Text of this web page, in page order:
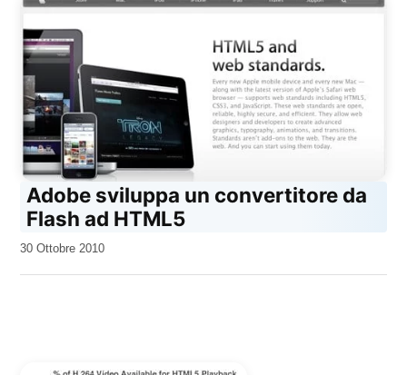
Adobe sviluppa un convertitore da
Flash ad HTML5
da
30 Ottobre 2010